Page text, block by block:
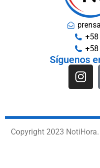
+58
+58
Síguenos
Copyright 2023